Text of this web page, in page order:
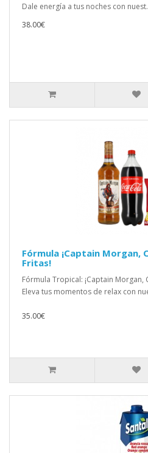
Dale energía a tus noches con
38.00€
Fórmula ¡Captain Morgan,
Fritas!
Fórmula Tropical: ¡Captain Morgan,
Eleva tus momentos de relax con
35.00€